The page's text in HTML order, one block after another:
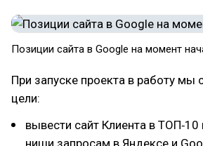
Позиции сайта в Google на момент
При запуске проекта в работу мы
цели:
вывести сайт Клиента в
ниши запросам в Яндексе и